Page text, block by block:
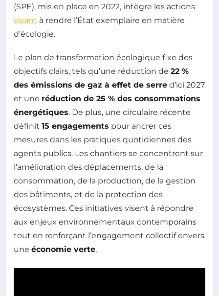
(SPE), mis en place en 2022, intègre les actions
visant à rendre l’État exemplaire en matière
d’écologie.
Le plan de transformation écologique fixe des
objectifs clairs, tels qu’une réduction de 22 %
des émissions de gaz à effet de serre d’ici 2027
et une réduction de 25 % des consommations
énergétiques. De plus, une circulaire récente
définit 15 engagements pour ancrer ces
mesures dans les pratiques quotidiennes des
agents publics. Les chantiers se concentrent sur
l’amélioration des déplacements, de la
consommation, de la production, de la gestion
des bâtiments, et de la protection des
écosystèmes. Ces initiatives visent à répondre
aux enjeux environnementaux contemporains
tout en renforçant l’engagement collectif envers
une économie verte.